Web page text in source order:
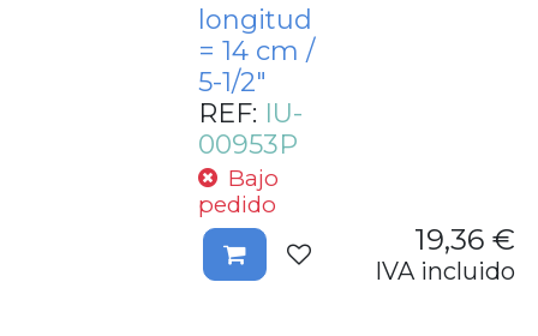
longitud
= 14 cm /
5-1/2"
REF: IU-
00953P
Bajo
pedido
19,36 €
IVA incluido